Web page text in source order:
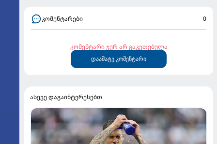
კომენტარები 0
კომენტარი ჯერ არ გაკეთებულა
დაამატე კომენტარი
ასევე დაგაინტერესებთ